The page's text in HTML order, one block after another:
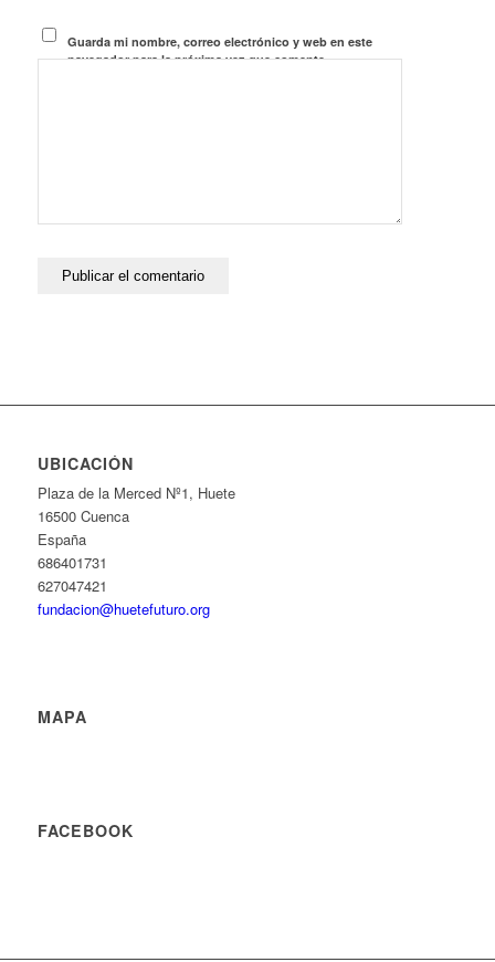
Guarda mi nombre, correo electrónico y web en este
navegador para la próxima vez que comente.
UBICACIÓN
Plaza de la Merced Nº1, Huete
16500 Cuenca
España
686401731
627047421
fundacion@huetefuturo.org
MAPA
FACEBOOK